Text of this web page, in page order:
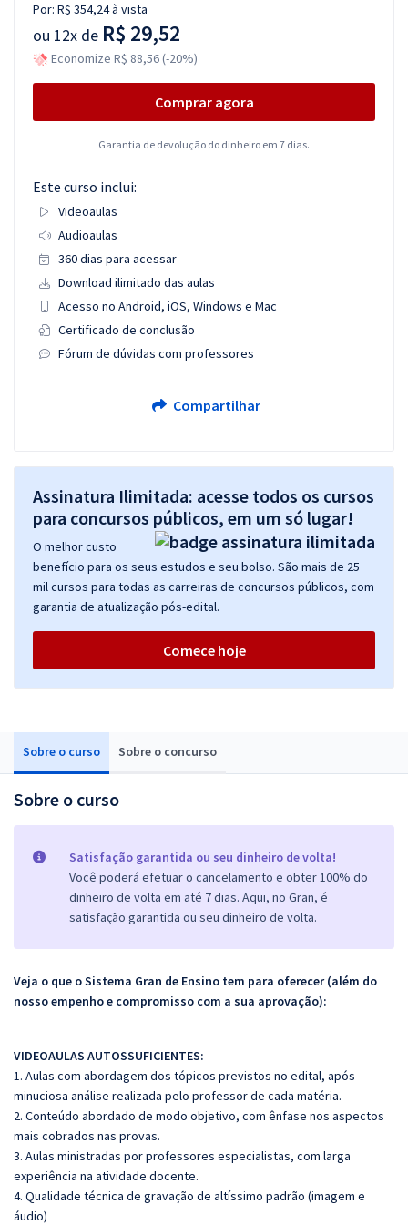
Sobre o curso Sobre o concurso
Sobre o curso
Satisfação garantida ou seu dinheiro de volta!
Você poderá efetuar o cancelamento e obter 100% do
dinheiro de volta em até 7 dias. Aqui, no Gran, é
satisfação garantida ou seu dinheiro de volta.
Veja o que o Sistema Gran de Ensino tem para oferecer (além do
nosso empenho e compromisso com a sua aprovação):
VIDEOAULAS AUTOSSUFICIENTES:
1. Aulas com abordagem dos tópicos previstos no edital, após
minuciosa análise realizada pelo professor de cada matéria.
2. Conteúdo abordado de modo objetivo, com ênfase nos aspectos
mais cobrados nas provas.
3. Aulas ministradas por professores especialistas, com larga
experiência na atividade docente.
4. Qualidade técnica de gravação de altíssimo padrão (imagem e
áudio)
Por: R$ 354,24à vista
ou 12x de R$ 29,52
Economize R$ 88,56 (-20%)
Comprar agora
Garantia de devolução do dinheiro em 7 dias.
Este curso inclui:
Videoaulas
Audioaulas
360 dias para acessar
Download ilimitado das aulas
Acesso no Android, iOS, Windows e Mac
Certificado de conclusão
Fórum de dúvidas com professores
Compartilhar
Assinatura Ilimitada: acesse todos os cursos
para concursos públicos, em um só lugar!
O melhor custo
benefício para os seus estudos e seu bolso. São mais de 25
mil cursos para todas as carreiras de concursos públicos, com
garantia de atualização pós-edital.
Comece hoje